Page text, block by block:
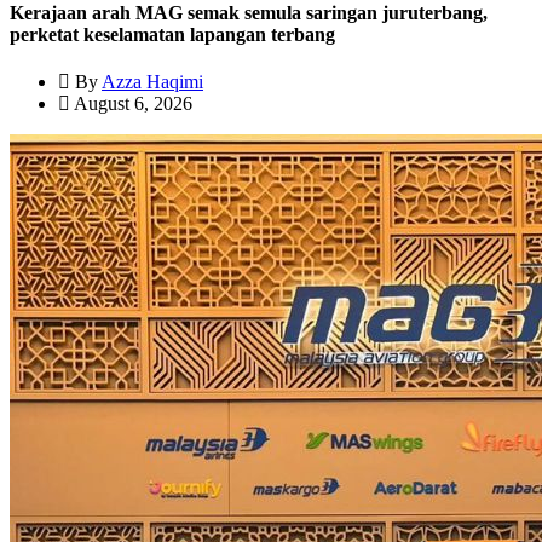
Kerajaan arah MAG semak semula saringan juruterbang,
perketat keselamatan lapangan terbang
By Azza Haqimi
August 6, 2026